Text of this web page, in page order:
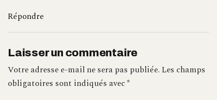
Répondre
Laisser un commentaire
Votre adresse e-mail ne sera pas publiée.Les champs
obligatoires sont indiqués avec*